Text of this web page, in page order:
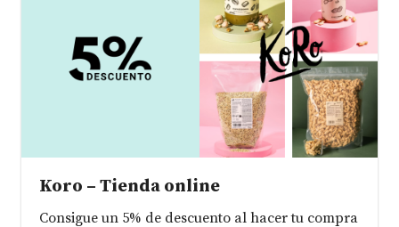
Koro – Tienda online
Consigue un 5% de descuento al hacer tu compra